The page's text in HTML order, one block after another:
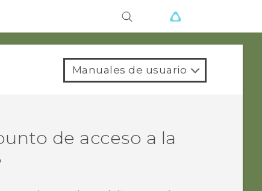
Manuales de usuario
de acceso a la